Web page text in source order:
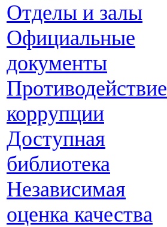
Отделы и залы
Официальные
документы
Противодействие
коррупции
Доступная
библиотека
Независимая
оценка качества